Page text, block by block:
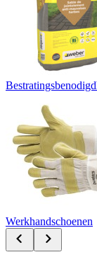
Werkhandschoenen